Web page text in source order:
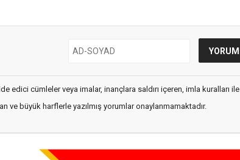
edici cümleler veya imalar, inançlara saldırı içeren, imla kuralları ile
ve büyük harflerle yazılmış yorumlar onaylanmamaktadır.